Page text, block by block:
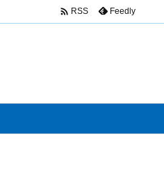
 RSS Feedly